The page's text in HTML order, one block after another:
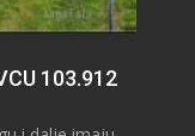
103.912